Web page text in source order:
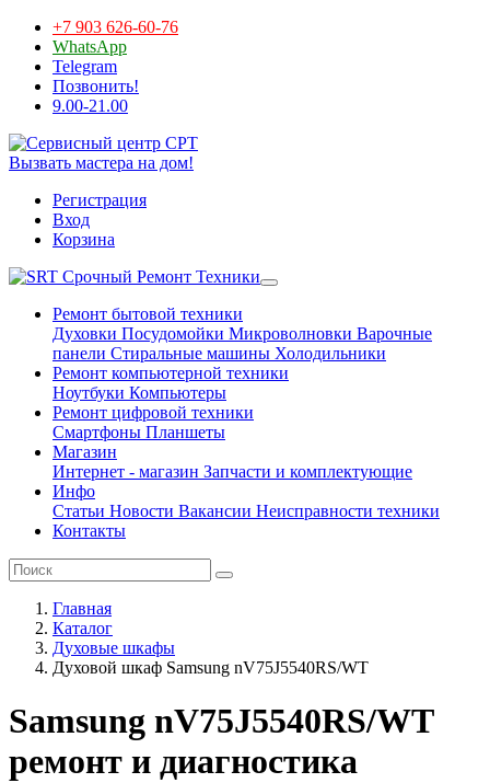
+7 903 626-60-76
WhatsApp
Telegram
Позвонить!
9.00-21.00
Вызвать мастера на дом!
Регистрация
Вход
Корзина
Срочный Ремонт Техники
Ремонт бытовой техники
Духовки Посудомойки Микроволновки Варочные
панели Стиральные машины Холодильники
Ремонт компьютерной техники
Ноутбуки Компьютеры
Ремонт цифровой техники
Смартфоны Планшеты
Магазин
Интернет - магазин Запчасти и комплектующие
Инфо
Статьи Новости Вакансии Неисправности техники
Контакты
Главная
Каталог
Духовые шкафы
Духовой шкаф Samsung nV75J5540RS/WT
Samsung nV75J5540RS/WT
ремонт и диагностика